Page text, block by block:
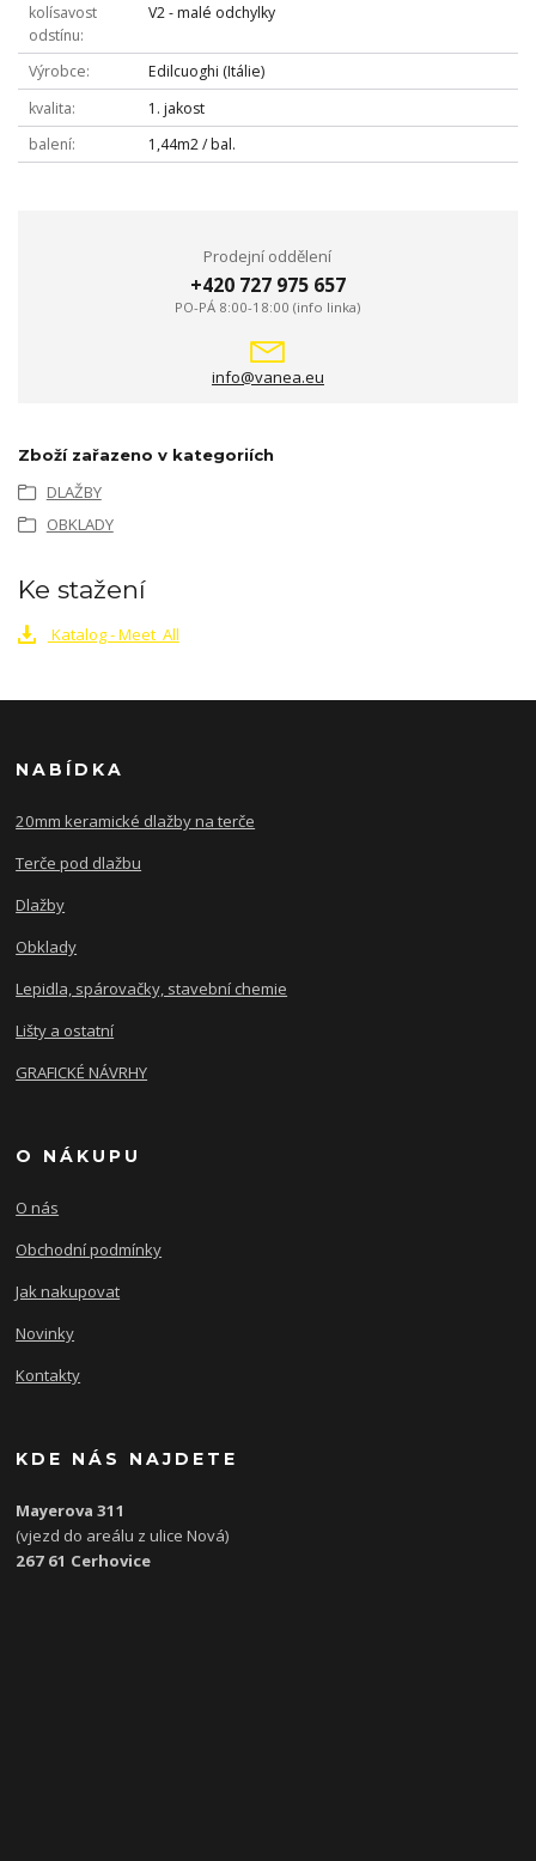
kolísavost
odstínu
V2 - malé odchylky
Výrobce
Edilcuoghi (Itálie)
kvalita
1. jakost
balení
1,44m2 / bal.
Prodejní oddělení
+420 727 975 657
PO-PÁ 8:00-18:00 (info linka)
info@vanea.eu
Zboží zařazeno v kategoriích
DLAŽBY
OBKLADY
Ke stažení
Katalog - Meet_All
NABÍDKA
20mm keramické dlažby na terče
Terče pod dlažbu
Dlažby
Obklady
Lepidla, spárovačky, stavební chemie
Lišty a ostatní
GRAFICKÉ NÁVRHY
O NÁKUPU
O nás
Obchodní podmínky
Jak nakupovat
Novinky
Kontakty
KDE NÁS NAJDETE
Mayerova 311
(vjezd do areálu z ulice Nová)
267 61 Cerhovice